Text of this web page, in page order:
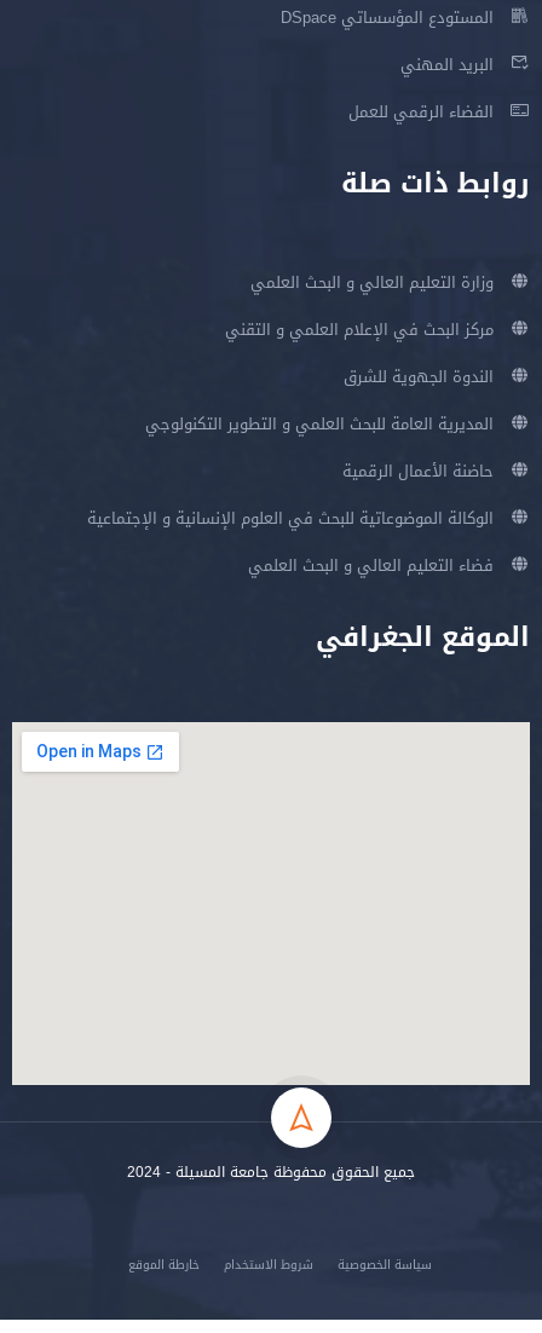
المستودع المؤسساتي DSpace
البريد المهني
الفضاء الرقمي للعمل
روابط ذات صلة
وزارة التعليم العالي و البحث العلمي
مركز البحث في الإعلام العلمي و التقني
الندوة الجهوية للشرق
المديرية العامة للبحث العلمي و التطوير التكنولوجي
حاضنة الأعمال الرقمية
الوكالة الموضوعاتية للبحث في العلوم الإنسانية و الإجتماعية
فضاء التعليم العالي و البحث العلمي
الموقع الجغرافي
جميع الحقوق محفوظة جامعة المسيلة - 2024
سياسة الخصوصية شروط الاستخدام خارطة الموقع